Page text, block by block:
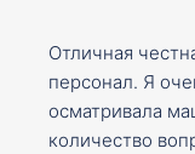
Отличная
персонал. Я
осматривала
количество